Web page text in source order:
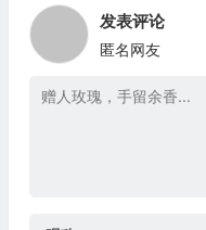
发表评论
匿名网友